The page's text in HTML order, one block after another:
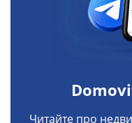
Читайте про